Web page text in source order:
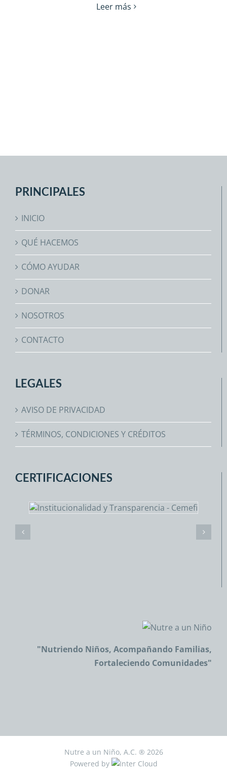
Leer más
PRINCIPALES
INICIO
QUÉ HACEMOS
CÓMO AYUDAR
DONAR
NOSOTROS
CONTACTO
LEGALES
AVISO DE PRIVACIDAD
TÉRMINOS, CONDICIONES Y CRÉDITOS
CERTIFICACIONES
"Nutriendo Niños, Acompañando Familias,
Fortaleciendo Comunidades"
Nutre a un Niño, A.C. ® 2026
Powered by